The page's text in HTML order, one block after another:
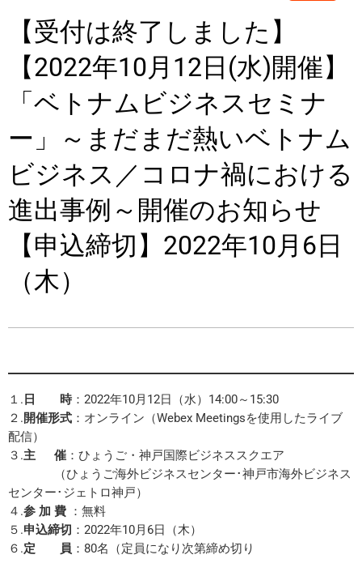
【受付は終了しました】
【2022年10月12日(水)開催】
「ベトナムビジネスセミナ
ー」～まだまだ熱いベトナム
ビジネス／コロナ禍における
進出事例～開催のお知らせ
【申込締切】2022年10月6日
（木）
１. 日 時 ：2022年10月12日（水）14:00～15:30
２.開催形式 ：オンライン（Webex Meetingsを使用したライブ
配信）
３.主 催 ：ひょうご・神戸国際ビジネススクエア
（ひょうご海外ビジネスセンター･神戸市海外ビジネス
センター･ジェトロ神戸）
４.参 加 費 ：無料
５.申込締切 ：2022年10月6日（木）
６.定 員 ：80名（定員になり次第締め切り